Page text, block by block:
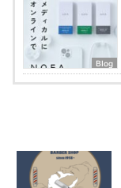
Blog